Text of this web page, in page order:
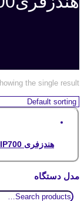
the single result
هندزفری HYT IP700
مدل دستگاه
Search